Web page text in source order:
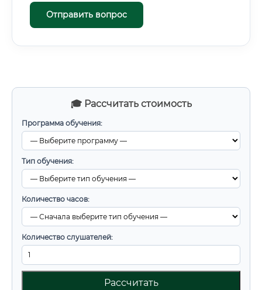
🎓 Рассчитать стоимость
Программа обучения:
Тип обучения:
Количество часов:
Количество слушателей:
Рассчитать
Отправить вопрос